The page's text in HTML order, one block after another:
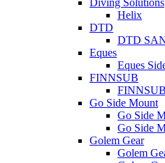
Diving Solutions
Helix
DTD
DTD
Eques
Eques
FINNSUB
Go Side Mount
Go Side
Go Side
Golem Gear
Golem